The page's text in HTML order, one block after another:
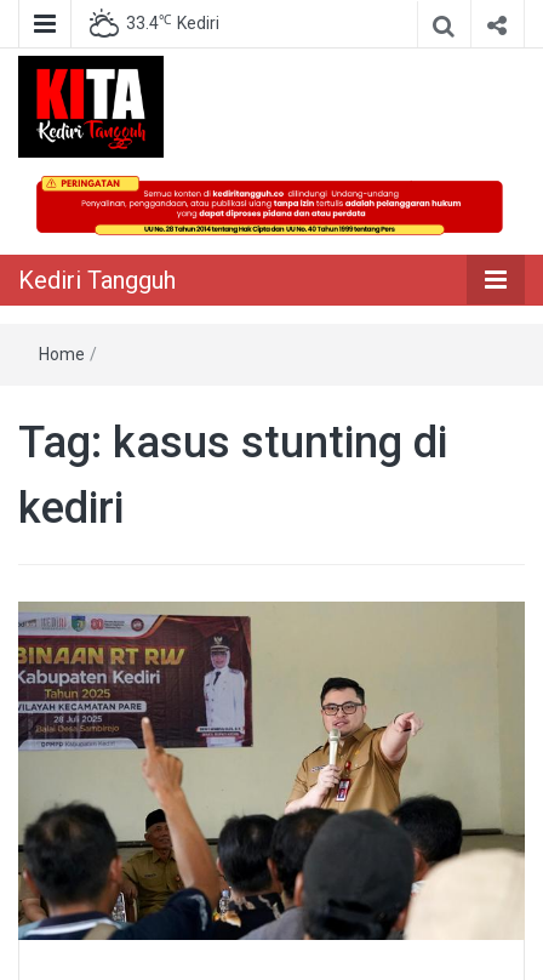
33.4℃ Kediri
Kediri Tangguh
Berita Akurat Terpercaya
Kediri Tangguh
Home /
Tag: kasus stunting di
kediri